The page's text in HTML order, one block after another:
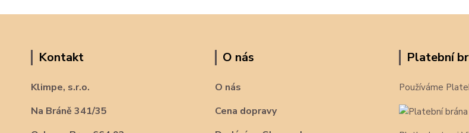
Kontakt
Klimpe, s.r.o.
Na Bráně 341/35
O nás
O nás
Cena dopravy
Platební
Používáme